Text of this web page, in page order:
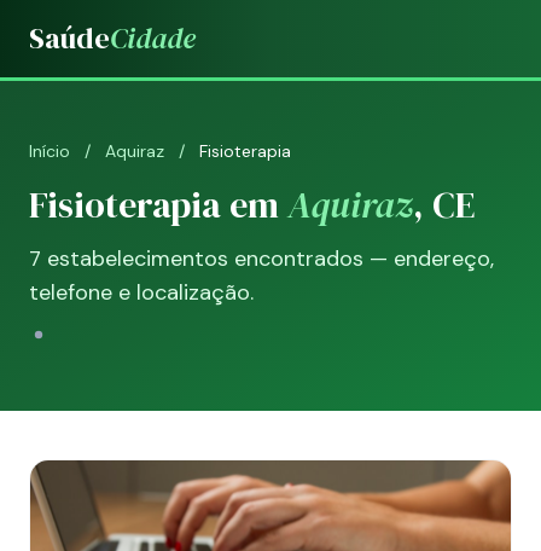
SaúdeCidade
Início / Aquiraz / Fisioterapia
Fisioterapia emAquiraz, CE
7 estabelecimentos encontrados — endereço,
telefone e localização.